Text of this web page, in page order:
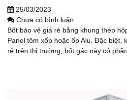
25/03/2023
Chưa có bình luận
Bốt bảo vệ giá rẻ bằng khung thép
Panel tôm xốp hoặc ốp Alu. Đặc biệt,
rẻ trên thị trường, bốt gác này có